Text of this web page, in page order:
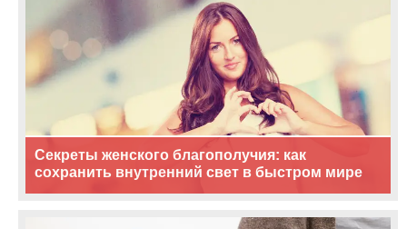
Секреты женского благополучия: как
сохранить внутренний свет в быстром мире